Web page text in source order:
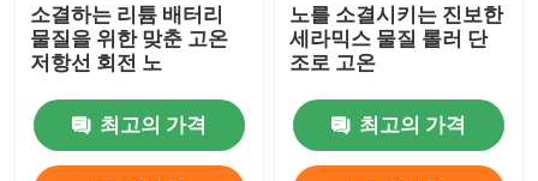
요업로
소결로
음극과 음극 재료 노
소결하는 리튬 배터리
물질을 위한 맞춘 고온
저항선 회전 노
최고의 가격
노를 소결시키는 진보한
세라믹스 물질 롤러 단
조로 고온
최고의 가격